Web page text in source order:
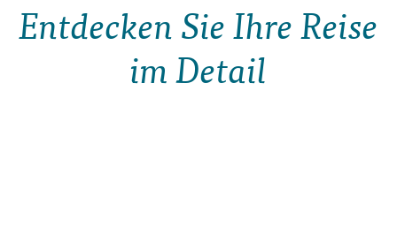
Entdecken Sie Ihre Reise
im Detail